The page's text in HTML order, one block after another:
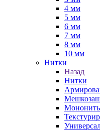
4 мм
5 мм
6 мм
7 мм
8 мм
10 мм
Нитки
Назад
Нитки
Мононить